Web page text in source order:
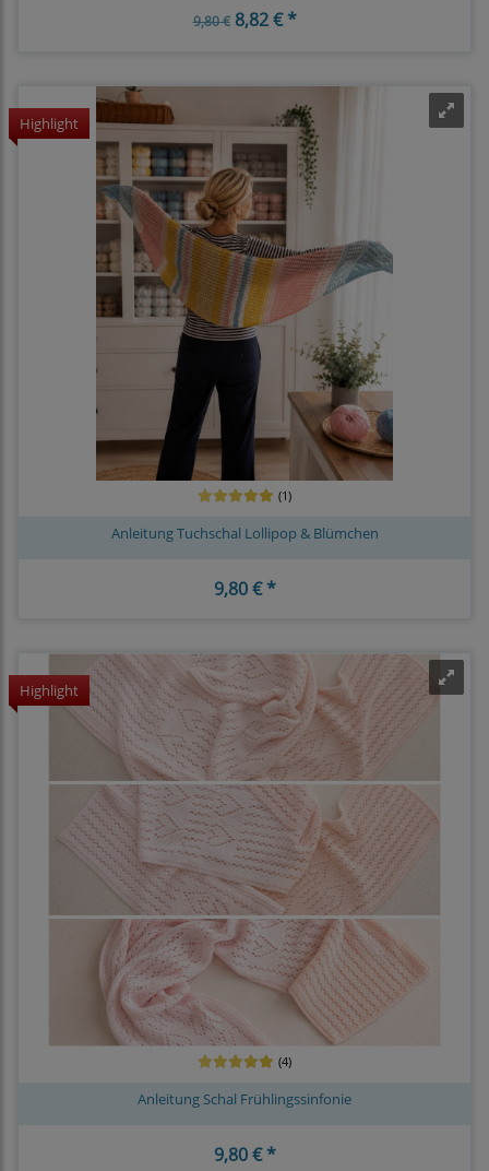
9,80 €8,82 € *
Highlight
(1)
Anleitung Tuchschal Lollipop & Blümchen
9,80 € *
Highlight
(4)
Anleitung Schal Frühlingssinfonie
9,80 € *